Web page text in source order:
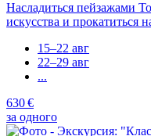
Насладиться пейзажами
искусства и прокатиться
15–22 авг
22–29 авг
...
630 €
за одного